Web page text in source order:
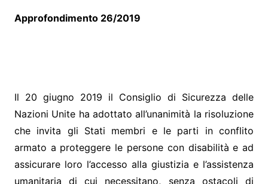
Approfondimento 26/2019
Il 20 giugno 2019 il Consiglio di Sicurezza delle
Nazioni Unite ha adottato all’unanimità la risoluzione
che invita gli Stati membri e le parti in conflito
armato a proteggere le persone con disabilità e ad
assicurare loro l’accesso alla giustizia e l’assistenza
umanitaria di cui necessitano, senza ostacoli di